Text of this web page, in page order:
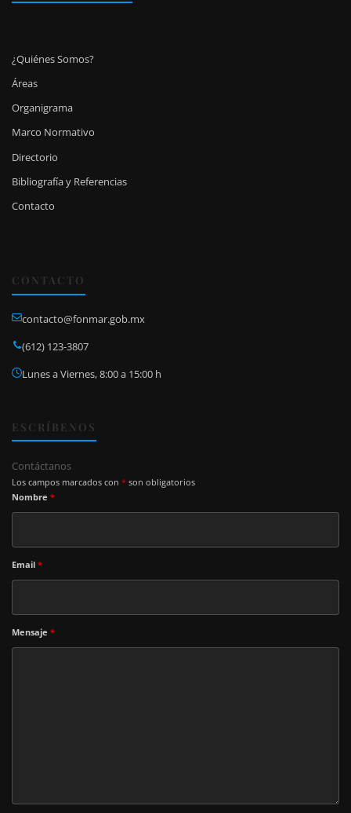
¿Quiénes Somos?
Áreas
Organigrama
Marco Normativo
Directorio
Bibliografía y Referencias
Contacto
CONTACTO
contacto@fonmar.gob.mx
(612) 123-3807
Lunes a Viernes, 8:00 a 15:00 h
ESCRÍBENOS
Contáctanos
Los campos marcados con * son obligatorios
Nombre *
Email *
Mensaje *